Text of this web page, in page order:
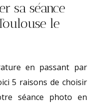
sa séance
le
en passant par
5 raisons de choisir
séance photo en